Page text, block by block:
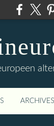
ARCHIVES